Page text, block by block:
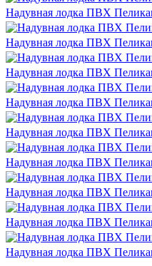
Надувная лодка ПВХ
Надувная лодка ПВХ
Надувная лодка ПВХ
Надувная лодка ПВХ
Надувная лодка ПВХ
Надувная лодка ПВХ
Надувная лодка ПВХ
Надувная лодка ПВХ
Надувная лодка ПВХ